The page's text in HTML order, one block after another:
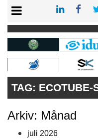
KONTAKT
VÅRA ANDRA
PRENUMERERA
ANNONSERA
TAG: ECOTUBE-
Arkiv: Månad
juli 2026